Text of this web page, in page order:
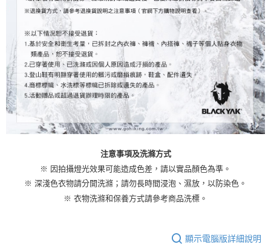
注意事項及洗滌方式
※ 因拍攝燈光效果可能造成色差，請以實品顏色為準。
※ 深淺色衣物請分開洗滌；請勿長時間浸泡、濕放，以防染色。
※ 衣物洗滌和保養方式請參考商品洗標。
顯示電腦版詳細說明